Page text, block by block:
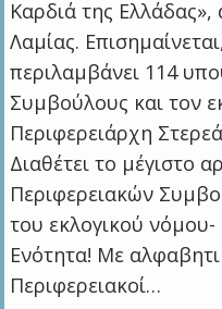
Καρδιά της
Λαμίας.
περιλαμβάνει 114
Συμβούλους και τον
Περιφερειάρχη
Διαθέτει το μέγιστο
Περιφερειακών
του εκλογικού
Ενότητα! Με
Περιφερειακοί…